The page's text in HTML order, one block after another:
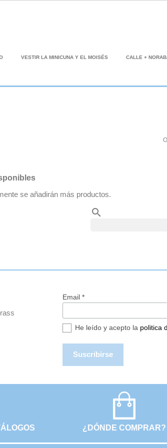
VESTIR LA MINICUNA Y EL MOISÉS CALLE +
se añadirán más productos.
search
Email *
He leído y acepto la politica
¿DÓNDE COMPRAR?